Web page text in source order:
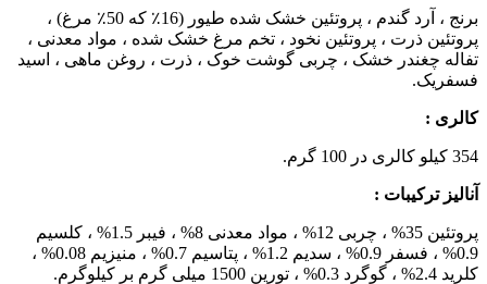
برنج ، آرد گندم ، پروتئین خشک شده طیور (16٪ که 50٪ مرغ) ،
پروتئین ذرت ، پروتئین نخود ، تخم مرغ خشک شده ، مواد معدنی ،
تفاله چغندر خشک ، چربی گوشت خوک ، ذرت ، روغن ماهی ، اسید
فسفریک.
کالری :
354 کیلو کالری در 100 گرم.
آنالیز ترکیبات :
پروتئین 35% ، چربی 12% ، مواد معدنی 8% ، فیبر 1.5% ، کلسیم
0.9% ، فسفر 0.9% ، سدیم 1.2% ، پتاسیم 0.7% ، منیزیم 0.08% ،
کلرید 2.4% ، گوگرد 0.3% ، تورین 1500 میلی گرم بر کیلوگرم.